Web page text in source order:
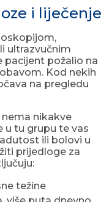
i liječenje
ultrazvučnim
pacijent požalio na
Kod nekih
na pregledu
nikakve
u tu grupu te vas
ili bolovi u
prijedloge za
težine